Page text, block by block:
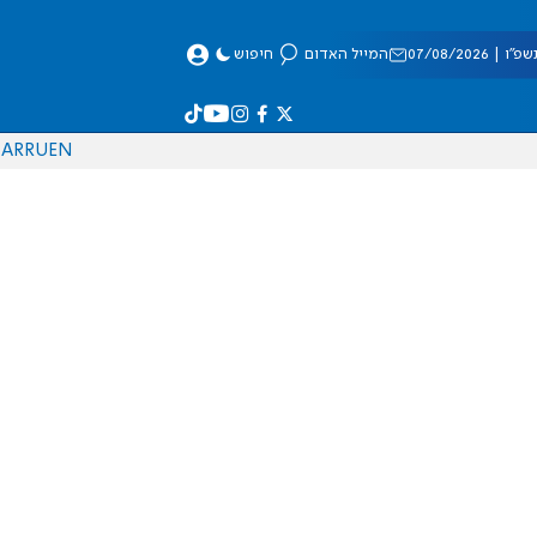
08/2026 המייל האדום חיפוש
EN
RU
AR